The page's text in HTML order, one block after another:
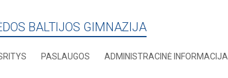
BALTIJOS GIMNAZIJA
PASLAUGOS ADMINISTRACINĖ INFORMACIJA